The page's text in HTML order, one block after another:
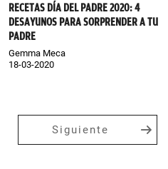
RECETAS DÍA DEL PADRE 2020: 4
DESAYUNOS PARA SORPRENDER A TU
PADRE
Gemma Meca
18-03-2020
Siguiente